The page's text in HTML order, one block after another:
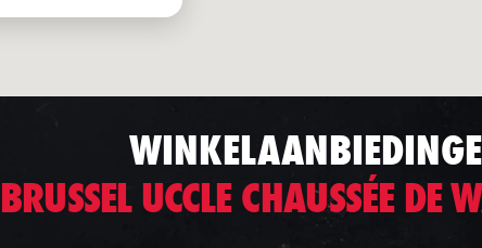
BRUSSEL UCCLE CHAUSSÉE DE